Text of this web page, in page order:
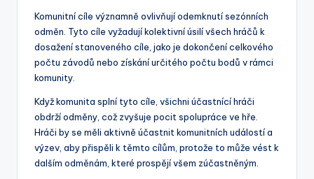
Komunitní cíle významně ovlivňují odemknutí sezónních
odměn. Tyto cíle vyžadují kolektivní úsilí všech hráčů k
dosažení stanoveného cíle, jako je dokončení celkového
počtu závodů nebo získání určitého počtu bodů v rámci
komunity.
Když komunita splní tyto cíle, všichni účastnící hráči
obdrží odměny, což zvyšuje pocit spolupráce ve hře.
Hráči by se měli aktivně účastnit komunitních událostí a
výzev, aby přispěli k těmto cílům, protože to může vést k
dalším odměnám, které prospějí všem zúčastněným.